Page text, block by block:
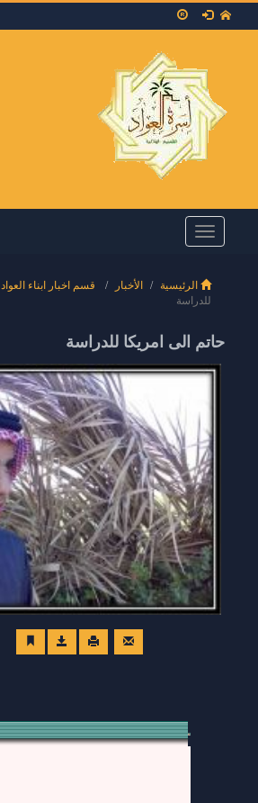
Toggle
navigation
الرئيسية الأخبار قسم اخبار ابناء العواد
للدراسة
حاتم الى امريكا للدراسة